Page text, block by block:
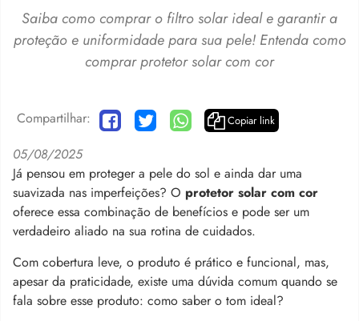
Saiba como comprar o filtro solar ideal e garantir a
proteção e uniformidade para sua pele! Entenda como
comprar protetor solar com cor
Compartilhar: Copiar link
05/08/2025
Já pensou em proteger a pele do sol e ainda dar uma
suavizada nas imperfeições? O protetor solar com cor
oferece essa combinação de benefícios e pode ser um
verdadeiro aliado na sua rotina de cuidados.
Com cobertura leve, o produto é prático e funcional, mas,
apesar da praticidade, existe uma dúvida comum quando se
fala sobre esse produto: como saber o tom ideal?